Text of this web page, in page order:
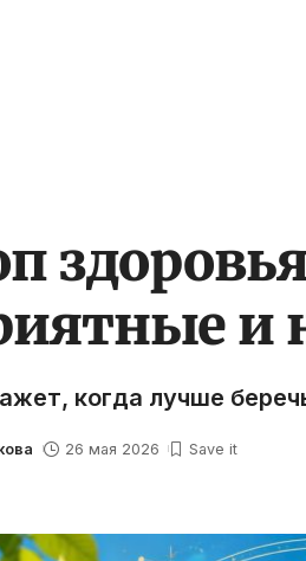
и
когда лучше
26 мая 2026